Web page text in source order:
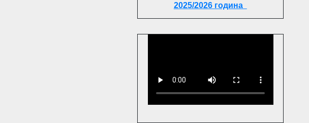
2025/2026 година